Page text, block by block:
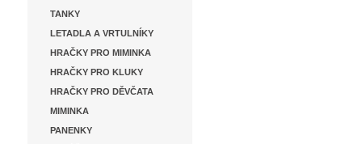
TANKY
LETADLA A VRTULNÍKY
HRAČKY PRO MIMINKA
HRAČKY PRO KLUKY
HRAČKY PRO DĚVČATA
MIMINKA
PANENKY